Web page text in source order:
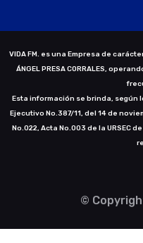
VIDA FM. es una Empresa de
ÁNGEL PRESA CORRALES,
Esta información se brinda, según
Ejecutivo No.387/11, del 14 de
No.022, Acta No.003 de la URSEC
©